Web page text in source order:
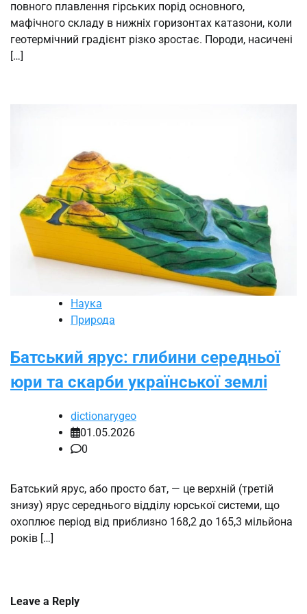
повного плавлення гірських порід основного,
мафічного складу в нижніх горизонтах катазони, коли
геотермічний градієнт різко зростає. Породи, насичені
[…]
Наука
Природа
Батський ярус: глибини середньої
юри та скарби української землі
dictionarygeo
01.05.2026
0
Батський ярус, або просто бат, — це верхній (третій
знизу) ярус середнього відділу юрської системи, що
охоплює період від приблизно 168,2 до 165,3 мільйона
років […]
Leave a Reply